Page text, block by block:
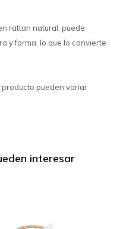
rattan natural, puede
y forma, lo que lo convierte
pueden variar
interesar